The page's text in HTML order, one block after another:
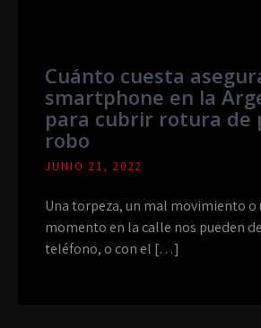
Cuánto cuesta
smartphone en la
para cubrir rotura de
robo
JUNIO 21, 2022
Una torpeza, un mal movimiento o
momento en la calle nos pueden
teléfono, o con el […]